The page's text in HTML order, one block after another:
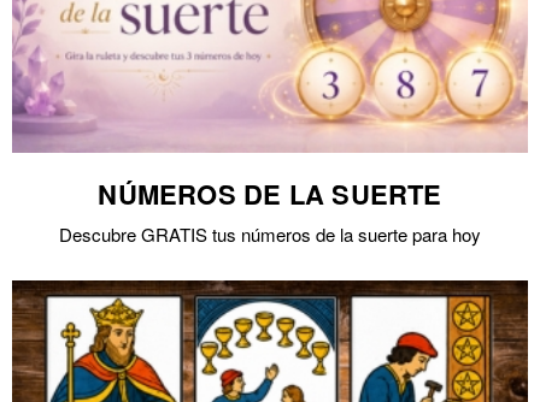
NÚMEROS DE LA SUERTE
Descubre GRATIS tus números de la suerte para hoy